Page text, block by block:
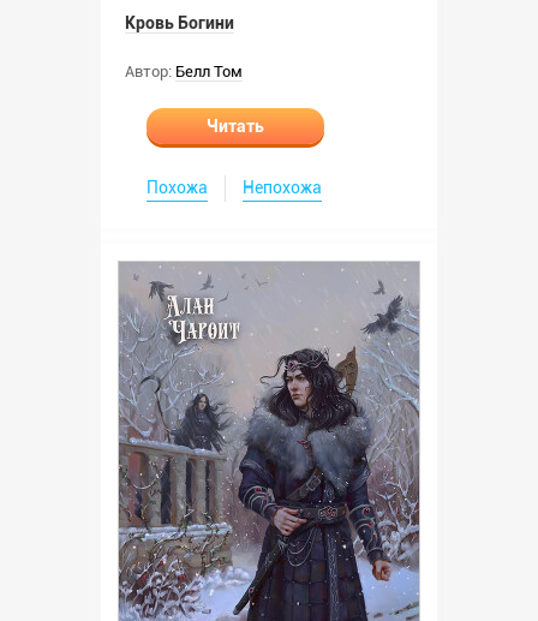
Кровь Богини
Автор: Белл Том
Читать
Похожа Непохожа